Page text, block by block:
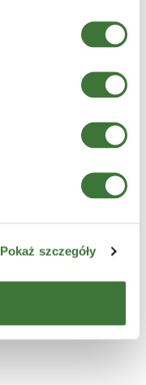
Pokaż szczegóły
zakończenia roku
kalendarzowego licząc
od następnego roku w
zdarzenie mogące
stanowić podstawę